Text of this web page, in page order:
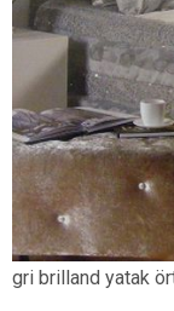
gri brilland yatak